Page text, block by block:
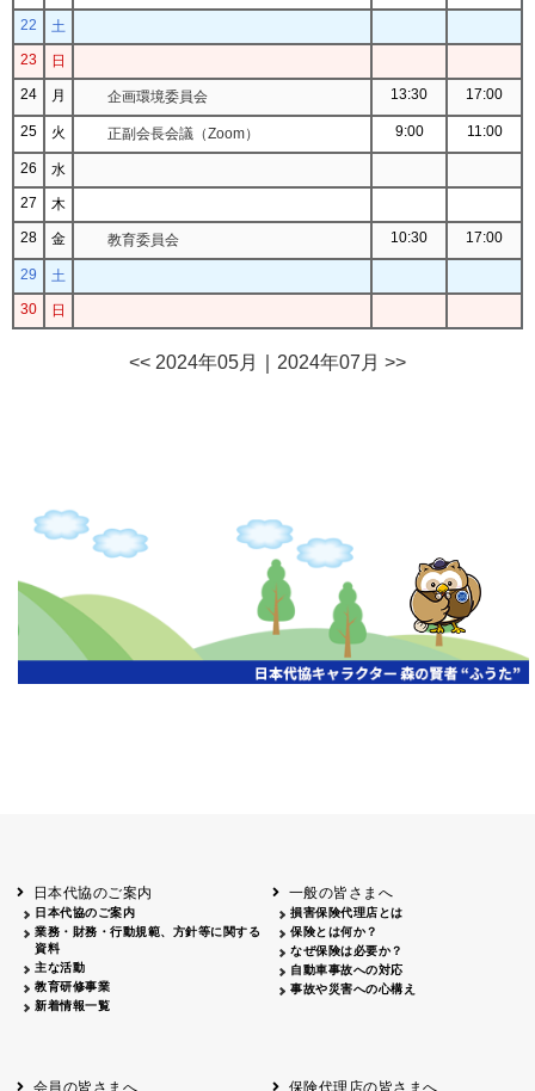
22
土
23
日
24
月 企画環境委員会 13:30 17:00
25 火 正副会長会議（Zoom） 9:00 11:00
26
水
27
木
28
金 教育委員会 10:30 17:00
29
土
30
日
<< 2024年05月 2024年07月 >>
日本代協のご案内
日本代協のご案内
業務・財務・行動規範、方針等に関する
資料
主な活動
教育研修事業
新着情報一覧
一般の皆さまへ
損害保険代理店とは
保険とは何か？
なぜ保険は必要か？
自動車事故への対応
事故や災害への心構え
会員の皆さまへ 保険代理店の皆さまへ